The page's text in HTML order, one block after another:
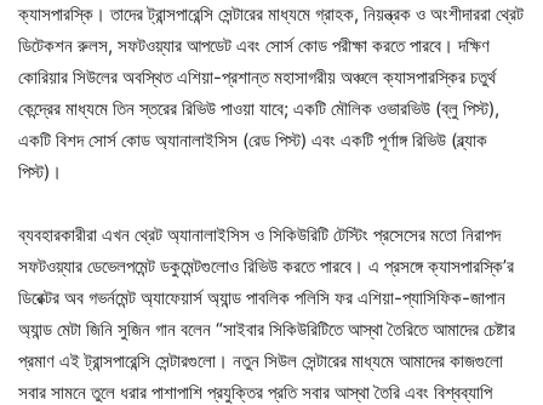
ক্যাসপারস্কি। তাদের ট্রান্সপারেন্সি সেন্টারের মাধ্যমে গ্রাহক, নিয়ন্ত্রক ও অংশীদাররা থ্রেট
ডিটেকশন রুলস, সফটওয়্যার আপডেট এবং সোর্স কোড পরীক্ষা করতে পারবে। দক্ষিণ
কোরিয়ার সিউলের অবস্থিত এশিয়া-প্রশান্ত মহাসাগরীয় অঞ্চলে ক্যাসপারস্কির চতুর্থ
কেন্দ্রের মাধ্যমে তিন স্তরের রিভিউ পাওয়া যাবে; একটি মৌলিক ওভারভিউ (ব্লু পিস্ট),
একটি বিশদ সোর্স কোড অ্যানালাইসিস (রেড পিস্ট) এবং একটি পূর্ণাঙ্গ রিভিউ (ব্ল্যাক
পিস্ট)।
ব্যবহারকারীরা এখন থ্রেট অ্যানালাইসিস ও সিকিউরিটি টেস্টিং প্রসেসের মতো নিরাপদ
সফটওয়্যার ডেভেলপমেন্ট ডকুমেন্টগুলোও রিভিউ করতে পারবে। এ প্রসঙ্গে ক্যাসপারস্কি’র
ডিরেক্টর অব গভর্নমেন্ট অ্যাফেয়ার্স অ্যান্ড পাবলিক পলিসি ফর এশিয়া-প্যাসিফিক-জাপান
অ্যান্ড মেটা জিনি সুজিন গান বলেন “সাইবার সিকিউরিটিতে আস্থা তৈরিতে আমাদের চেষ্টার
প্রমাণ এই ট্রান্সপারেন্সি সেন্টারগুলো। নতুন সিউল সেন্টারের মাধ্যমে আমাদের কাজগুলো
সবার সামনে তুলে ধরার পাশাপাশি প্রযুক্তির প্রতি সবার আস্থা তৈরি এবং বিশ্বব্যাপি